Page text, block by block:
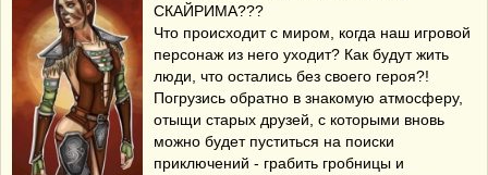
СКАЙРИМА???
Что происходит с миром, когда наш игровой
персонаж из него уходит? Как будут жить
люди, что остались без своего героя?!
Погрузись обратно в знакомую атмосферу,
отыщи старых друзей, с которыми вновь
можно будет пуститься на поиски
приключений - грабить гробницы и